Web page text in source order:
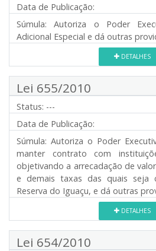
Data de Publicação:
Súmula: Autoriza o Poder
Adicional Especial e dá outras
DETALHES
Lei 655/2010
Status: ---
Data de Publicação:
Súmula: Autoriza o Poder
manter contrato com
objetivando a arrecadação de
e demais taxas das quais seja
Reserva do Iguaçu, e dá outras
DETALHES
Lei 654/2010